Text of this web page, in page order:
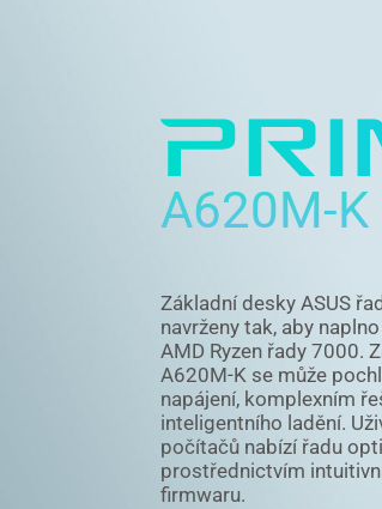
A620M-K
Základní desky ASUS
navrženy tak, aby
AMD Ryzen řady 7000.
A620M-K se může
napájení, komplexním
inteligentního ladění.
počítačů nabízí řadu
prostřednictvím
firmwaru.